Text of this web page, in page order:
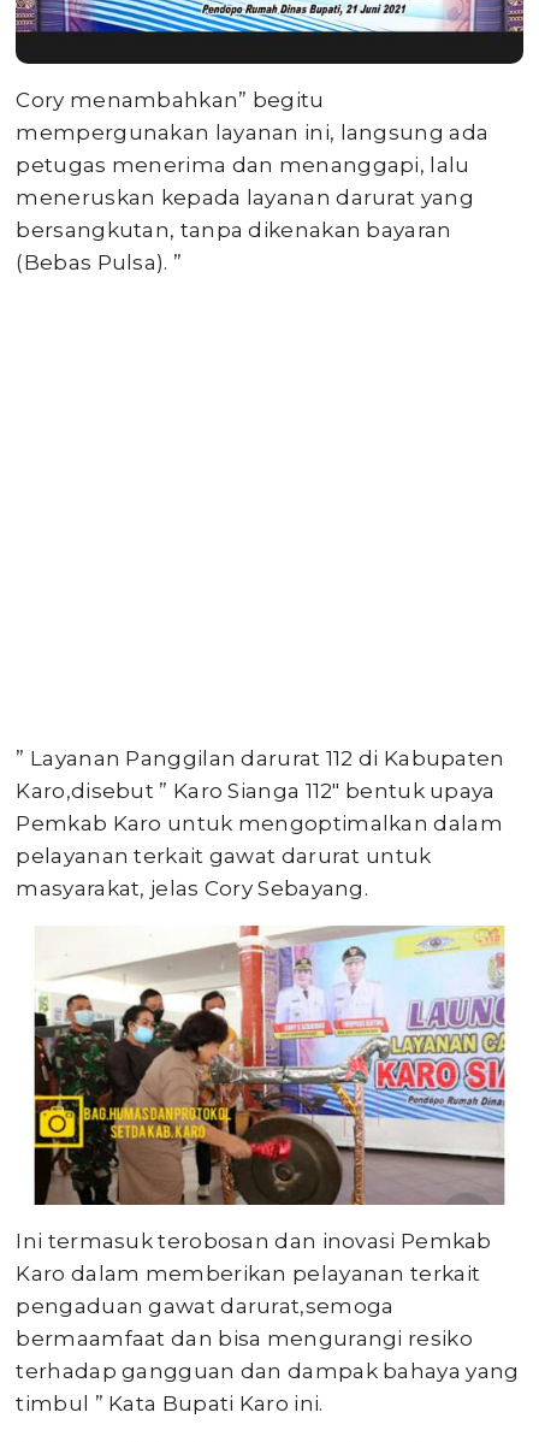
Cory menambahkan” begitu
mempergunakan layanan ini, langsung ada
petugas menerima dan menanggapi, lalu
meneruskan kepada layanan darurat yang
bersangkutan, tanpa dikenakan bayaran
(Bebas Pulsa). ”
” Layanan Panggilan darurat 112 di Kabupaten
Karo,disebut ” Karo Sianga 112″ bentuk upaya
Pemkab Karo untuk mengoptimalkan dalam
pelayanan terkait gawat darurat untuk
masyarakat, jelas Cory Sebayang.
Ini termasuk terobosan dan inovasi Pemkab
Karo dalam memberikan pelayanan terkait
pengaduan gawat darurat,semoga
bermaamfaat dan bisa mengurangi resiko
terhadap gangguan dan dampak bahaya yang
timbul ” Kata Bupati Karo ini.